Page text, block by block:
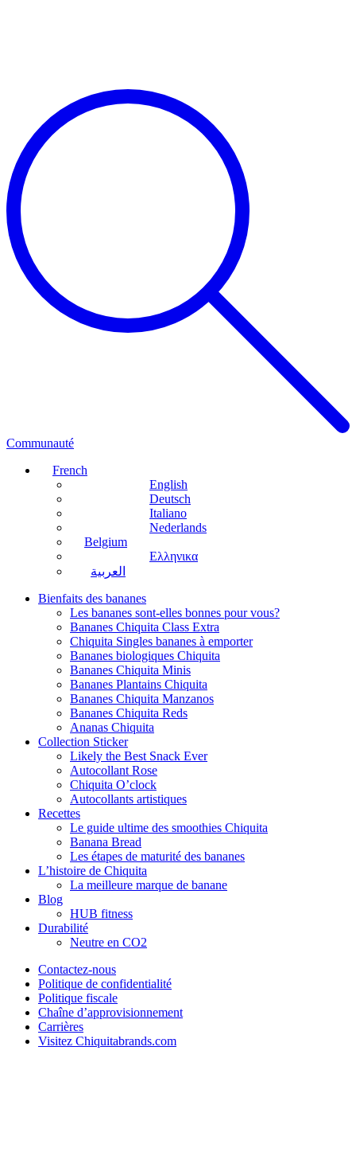
Communauté
French
English
Deutsch
Italiano
Nederlands
Belgium
Ελληνικα
العربية
Bienfaits des bananes
Les bananes sont-elles bonnes pour vous?
Bananes Chiquita Class Extra
Chiquita Singles bananes à emporter
Bananes biologiques Chiquita
Bananes Chiquita Minis
Bananes Plantains Chiquita
Bananes Chiquita Manzanos
Bananes Chiquita Reds
Ananas Chiquita
Collection Sticker
Likely the Best Snack Ever
Autocollant Rose
Chiquita O’clock
Autocollants artistiques
Recettes
Le guide ultime des smoothies Chiquita
Banana Bread
Les étapes de maturité des bananes
L’histoire de Chiquita
La meilleure marque de banane
Blog
HUB fitness
Durabilité
Neutre en CO2
Contactez-nous
Politique de confidentialité
Politique fiscale
Chaîne d’approvisionnement
Carrières
Visitez Chiquitabrands.com